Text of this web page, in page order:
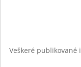
Veškeré